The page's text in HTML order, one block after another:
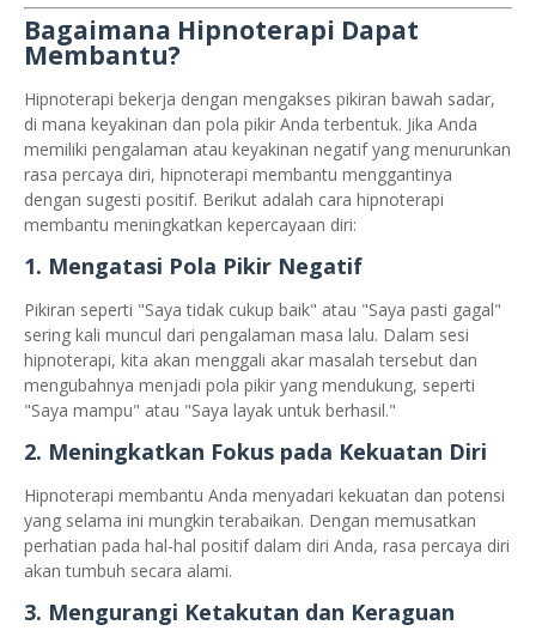
Bagaimana Hipnoterapi Dapat
Membantu?
Hipnoterapi bekerja dengan mengakses pikiran bawah sadar,
di mana keyakinan dan pola pikir Anda terbentuk. Jika Anda
memiliki pengalaman atau keyakinan negatif yang menurunkan
rasa percaya diri, hipnoterapi membantu menggantinya
dengan sugesti positif. Berikut adalah cara hipnoterapi
membantu meningkatkan kepercayaan diri:
1. Mengatasi Pola Pikir Negatif
Pikiran seperti "Saya tidak cukup baik" atau "Saya pasti gagal"
sering kali muncul dari pengalaman masa lalu. Dalam sesi
hipnoterapi, kita akan menggali akar masalah tersebut dan
mengubahnya menjadi pola pikir yang mendukung, seperti
"Saya mampu" atau "Saya layak untuk berhasil."
2. Meningkatkan Fokus pada Kekuatan Diri
Hipnoterapi membantu Anda menyadari kekuatan dan potensi
yang selama ini mungkin terabaikan. Dengan memusatkan
perhatian pada hal-hal positif dalam diri Anda, rasa percaya diri
akan tumbuh secara alami.
3. Mengurangi Ketakutan dan Keraguan